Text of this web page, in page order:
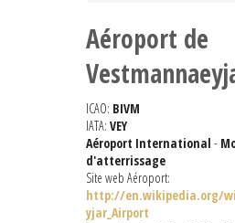
Aéroport de
ICAO: BIVM
IATA: VEY
Aéroport International -
d'atterrissage
Site web Aéroport:
http://en.wikipedia.org/
yjar_Airport